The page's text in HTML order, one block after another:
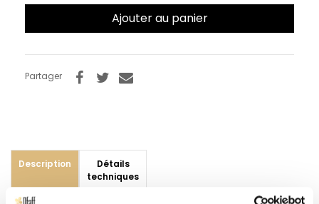
Ajouter au panier
Partager
Description
Détails
techniques